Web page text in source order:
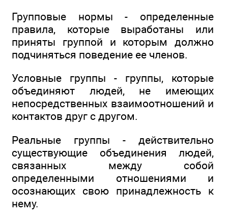
Групповые нормы - определенные
правила, которые выработаны или
приняты группой и которым должно
подчиняться поведение ее членов.
Условные группы - группы, которые
объединяют людей, не имеющих
непосредственных взаимоотношений и
контактов друг с другом.
Реальные группы - действительно
существующие объединения людей,
связанных между собой
определенными отношениями и
осознающих свою принадлежность к
нему.